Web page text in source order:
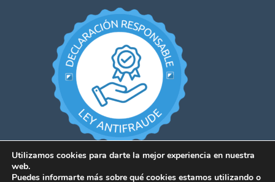
Utilizamos cookies para darte la mejor experiencia en nuestra
web.
Puedes informarte más sobre qué cookies estamos utilizando o